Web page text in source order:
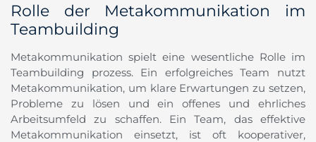
Rolle der Metakommunikation im
Teambuilding
Metakommunikation spielt eine wesentliche Rolle im
Teambuilding prozess. Ein erfolgreiches Team nutzt
Metakommunikation, um klare Erwartungen zu setzen,
Probleme zu lösen und ein offenes und ehrliches
Arbeitsumfeld zu schaffen. Ein Team, das effektive
Metakommunikation einsetzt, ist oft kooperativer,